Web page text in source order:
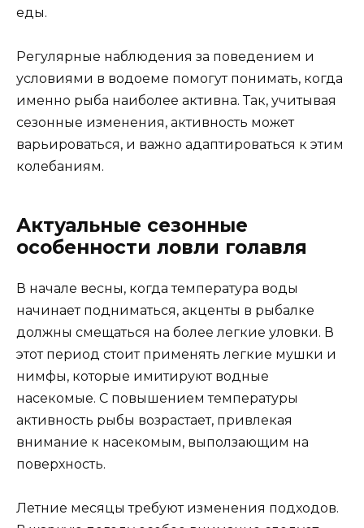
еды.
Регулярные наблюдения за поведением и
условиями в водоеме помогут понимать, когда
именно рыба наиболее активна. Так, учитывая
сезонные изменения, активность может
варьироваться, и важно адаптироваться к этим
колебаниям.
Актуальные сезонные
особенности ловли голавля
В начале весны, когда температура воды
начинает подниматься, акценты в рыбалке
должны смещаться на более легкие уловки. В
этот период стоит применять легкие мушки и
нимфы, которые имитируют водные
насекомые. С повышением температуры
активность рыбы возрастает, привлекая
внимание к насекомым, выползающим на
поверхность.
Летние месяцы требуют изменения подходов.